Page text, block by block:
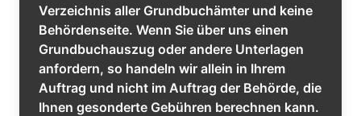
Verzeichnis aller Grundbuchämter und keine
Behördenseite. Wenn Sie über uns einen
Grundbuchauszug oder andere Unterlagen
anfordern, so handeln wir allein in Ihrem
Auftrag und nicht im Auftrag der Behörde, die
Ihnen gesonderte Gebühren berechnen kann.